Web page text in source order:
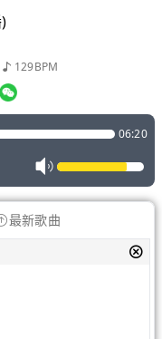
129BPM
06:20
最新歌曲